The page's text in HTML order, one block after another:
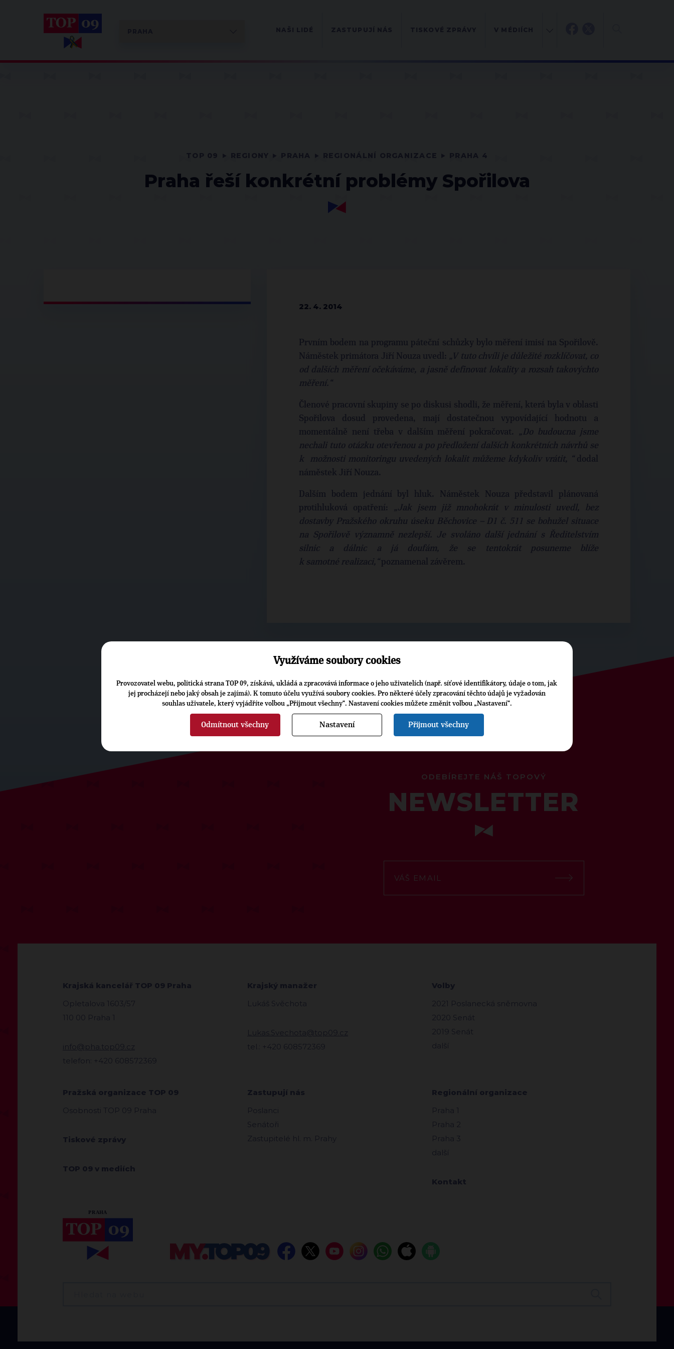
Praha řeší konkrétní problémy Spořilova
22. 4. 2014
Prvním bodem na programu páteční schůzky bylo měření imisí na Spořilově.
Náměstek primátora Jiří Nouza uvedl: „V tuto chvíli je důležité rozklíčovat, co
od dalších měření očekáváme, a jasně definovat lokality a rozsah takovýchto
měření.“
Členové pracovní skupiny se po diskusi shodli, že měření, která byla v oblasti
Spořilova dosud provedena, mají dostatečnou vypovídající hodnotu a
momentálně není třeba v dalším měření pokračovat. „Do budoucna jsme
nechali tuto otázku otevřenou a po předložení dalších konkrétních návrhů se
k možnosti monitoringu uvedených lokalit můžeme kdykoliv vrátit, “ dodal
náměstek Jiří Nouza.
Dalším bodem jednání byl hluk. Náměstek Nouza představil plánovaná
protihluková opatření:
„Jak jsem již mnohokrát v minulosti uvedl, bez
dostavby Pražského okruhu úseku Běchovice – D1 č. 511 se bohužel situace
na Spořilově významně nezlepší. Je svoláno další jednání s Ředitelstvím
silnic a dálnic a já doufám, že se tentokrát posuneme blíže
k samotné realizaci,“poznamenal závěrem.
ODEBÍREJTE NÁŠ TOPOVÝ
NEWSLETTER
Krajská kancelář TOP 09 Praha
Opletalova 1603/57
110 00 Praha 1
info@pha.top09.cz
telefon: +420 608572369
Krajský manažer
Lukáš Svěchota
Lukas.Svechota@top09.cz
tel.: +420 608572369
Volby
2021 Poslanecká sněmovna
2020 Senát
2019 Senát
další
Pražská organizace TOP 09
Osobnosti TOP 09 Praha
Tiskové zprávy
TOP 09 v mediích
Zastupují nás
Poslanci
Senátoři
Zastupitelé hl. m. Prahy
Regionální organizace
Praha 1
Praha 2
Praha 3
další
Kontakt
Využíváme soubory cookies
Provozovatel webu, politická strana TOP 09, získává, ukládá a zpracovává informace o jeho uživatelích (např. síťové identifikátory, údaje o tom, jak
jej procházejí nebo jaký obsah je zajímá). K tomuto účelu využívá soubory cookies. Pro některé účely zpracování těchto údajů je vyžadován
souhlas uživatele, který vyjádříte volbou „Přijmout všechny“. Nastavení cookies můžete změnit volbou „Nastavení“.
Odmítnout všechny Nastavení Přijmout všechny